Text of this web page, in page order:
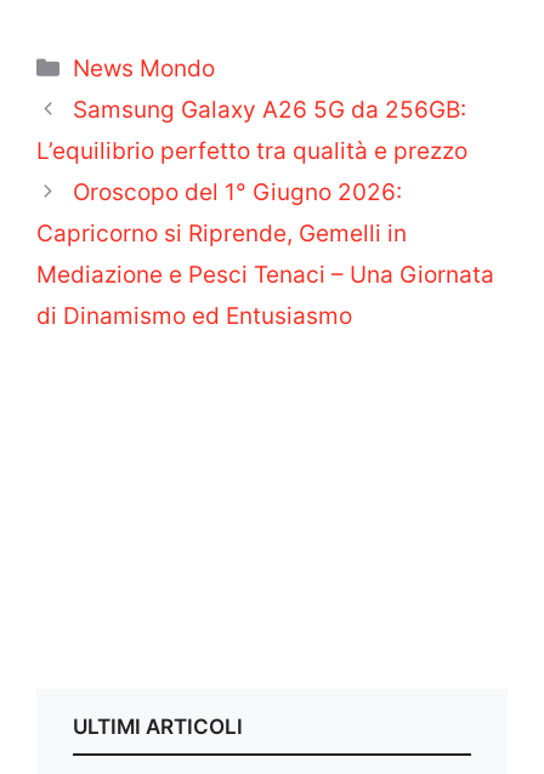
Categorie
News Mondo
Samsung Galaxy A26 5G da 256GB:
L’equilibrio perfetto tra qualità e prezzo
Oroscopo del 1° Giugno 2026:
Capricorno si Riprende, Gemelli in
Mediazione e Pesci Tenaci – Una Giornata
di Dinamismo ed Entusiasmo
ULTIMI ARTICOLI